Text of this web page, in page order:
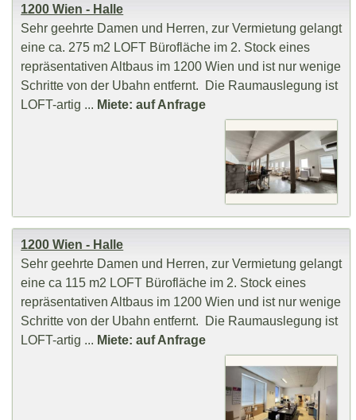
1200 Wien - Halle
Sehr geehrte Damen und Herren, zur Vermietung gelangt
eine ca. 275 m2 LOFT Bürofläche im 2. Stock eines
repräsentativen Altbaus im 1200 Wien und ist nur wenige
Schritte von der Ubahn entfernt. Die Raumauslegung ist
LOFT-artig ... Miete: auf Anfrage
1200 Wien - Halle
Sehr geehrte Damen und Herren, zur Vermietung gelangt
eine ca 115 m2 LOFT Bürofläche im 2. Stock eines
repräsentativen Altbaus im 1200 Wien und ist nur wenige
Schritte von der Ubahn entfernt. Die Raumauslegung ist
LOFT-artig ... Miete: auf Anfrage